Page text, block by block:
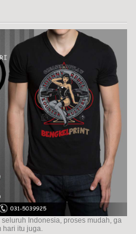
Indonesia, proses mudah, ga
itu juga.